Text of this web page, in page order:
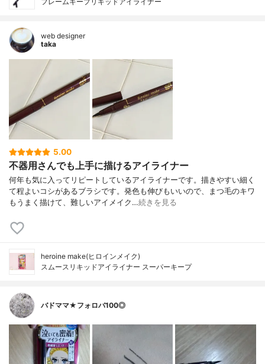
web designer
taka
5.00
不器用さんでも上手に描けるアイライナー
何年も気に入ってリピートしているアイライナーです。描きやすい細く
て程よいコシがあるブラシです。発色も伸びもいいので、まつ毛のキワ
もうまく描けて、難しいアイメイク…続きを見る
heroine make(ヒロインメイク)
スムースリキッドアイライナー スーパーキープ
バドママ★フォロバ100◎